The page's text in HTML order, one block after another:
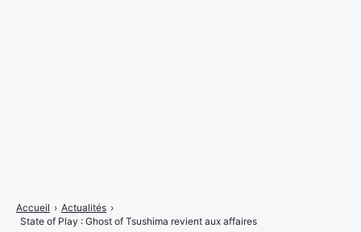
Accueil › Actualités ›
State of Play : Ghost of Tsushima revient aux affaires